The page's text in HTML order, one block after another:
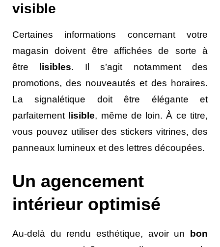
visible
Certaines informations concernant votre
magasin doivent être affichées de sorte à
être lisibles. Il s’agit notamment des
promotions, des nouveautés et des horaires.
La signalétique doit être élégante et
parfaitement lisible, même de loin. À ce titre,
vous pouvez utiliser des stickers vitrines, des
panneaux lumineux et des lettres découpées.
Un agencement
intérieur optimisé
Au-delà du rendu esthétique, avoir un
bon